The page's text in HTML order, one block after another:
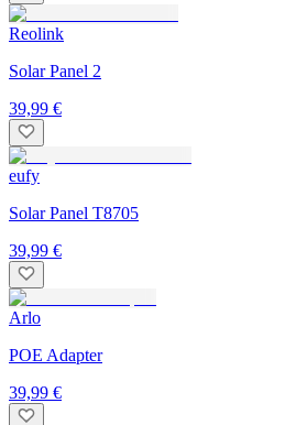
Reolink
Solar Panel 2
39,99 €
eufy
Solar Panel T8705
39,99 €
Arlo
POE Adapter
39,99 €